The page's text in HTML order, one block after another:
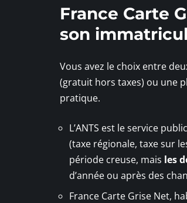
France Carte
son
Vous avez le choix entre
(gratuit hors taxes) ou une
pratique.
L’ANTS est le service
(taxe régionale, taxe sur
période creuse, mais les
d’année ou après des
France Carte Grise Net,